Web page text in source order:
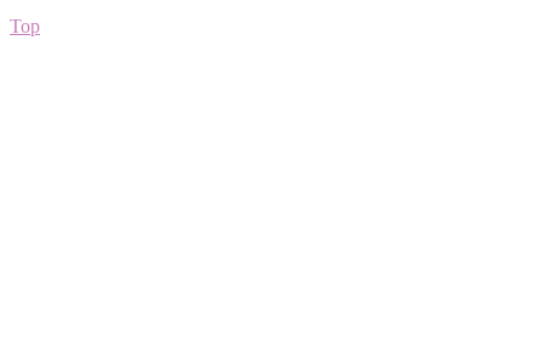
Top